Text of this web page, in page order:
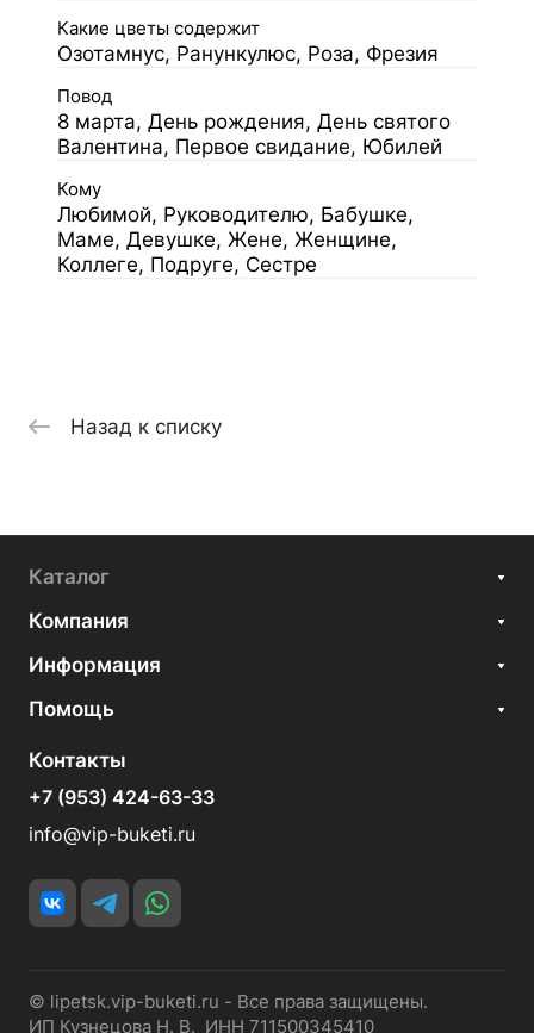
Какие цветы содержит
Озотамнус, Ранункулюс, Роза, Фрезия
Повод
8 марта, День рождения, День святого
Валентина, Первое свидание, Юбилей
Кому
Любимой, Руководителю, Бабушке,
Маме, Девушке, Жене, Женщине,
Коллеге, Подруге, Сестре
Назад к списку
Каталог
Компания
Информация
Помощь
Контакты
+7 (953) 424-63-33
info@vip-buketi.ru
© lipetsk.vip-buketi.ru - Все права защищены.
ИП Кузнецова Н. В. ИНН 711500345410